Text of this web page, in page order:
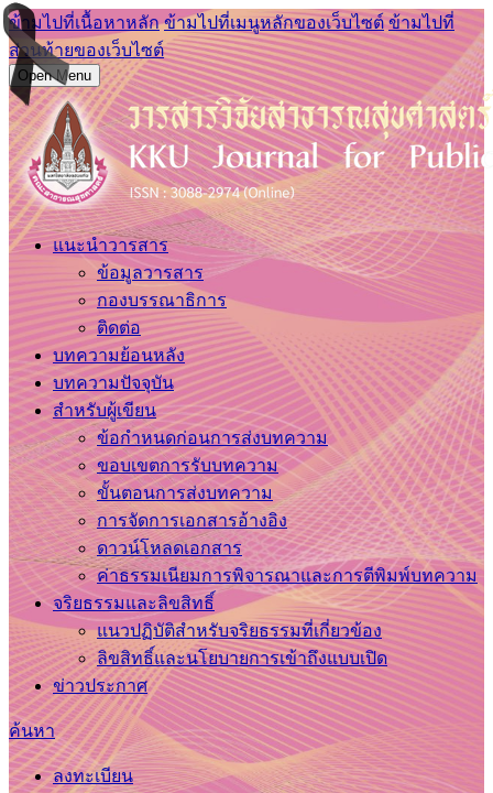
ข้ามไปที่เนื้อหาหลัก ข้ามไปที่เมนูหลักของเว็บไซต์ ข้ามไปที่
ส่วนท้ายของเว็บไซต์
Open Menu
แนะนำวารสาร
ข้อมูลวารสาร
กองบรรณาธิการ
ติดต่อ
บทความย้อนหลัง
บทความปัจจุบัน
สำหรับผู้เขียน
ข้อกำหนดก่อนการส่งบทความ
ขอบเขตการรับบทความ
ขั้นตอนการส่งบทความ
การจัดการเอกสารอ้างอิง
ดาวน์โหลดเอกสาร
ค่าธรรมเนียมการพิจารณาและการตีพิมพ์บทความ
จริยธรรมและลิขสิทธิ์
แนวปฏิบัติสำหรับจริยธรรมที่เกี่ยวข้อง
ลิขสิทธิ์และนโยบายการเข้าถึงแบบเปิด
ข่าวประกาศ
ค้นหา
ลงทะเบียน